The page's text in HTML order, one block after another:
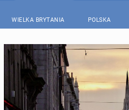
WIELKA BRYTANIA POLSKA